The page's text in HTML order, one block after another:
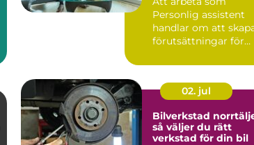
Personlig assistent
handlar om att
förutsättningar för
vä...
02. jul
Bilverkstad
så väljer du rätt
verkstad för din bil